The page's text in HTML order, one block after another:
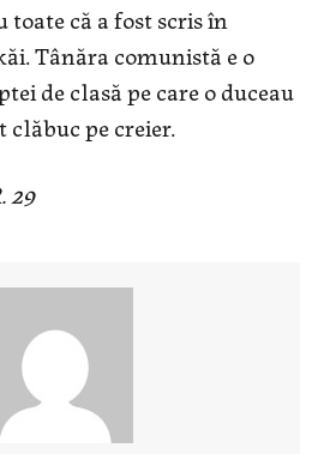
că a fost scris în
Tânăra comunistă e o
de clasă pe care o duceau
pe creier.
29